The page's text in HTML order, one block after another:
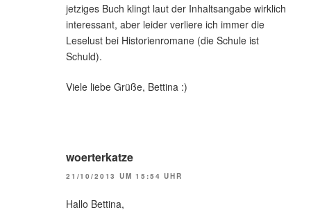
jetziges Buch klingt laut der Inhaltsangabe wirklich
interessant, aber leider verliere ich immer die
Leselust bei Historienromane (die Schule ist
Schuld).
Viele liebe Grüße, Bettina :)
woerterkatze
21/10/2013 UM 15:54 UHR
Hallo Bettina,